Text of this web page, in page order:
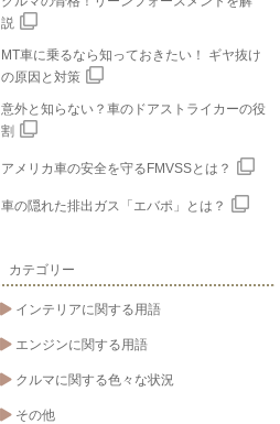
説
MT車に乗るなら知っておきたい！ ギヤ抜け
の原因と対策
意外と知らない？車のドアストライカーの役
割
アメリカ車の安全を守るFMVSSとは？
車の隠れた排出ガス「エバポ」とは？
カテゴリー
インテリアに関する用語
エンジンに関する用語
クルマに関する色々な状況
その他